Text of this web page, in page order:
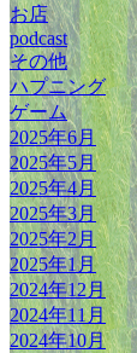
お店
podcast
その他
ハプニング
ゲーム
2025年6月
2025年5月
2025年4月
2025年3月
2025年2月
2025年1月
2024年12月
2024年11月
2024年10月